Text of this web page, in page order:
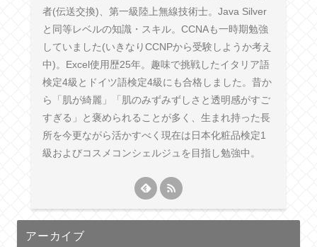
者(伝送交換)、第一級陸上無線技術士。Java Silver
と同等レベルの知識・スキル。CCNAも一時期勉強
していました(いきなりCCNPから受験しようか考え
中)。Excel使用歴25年。趣味で挑戦したイタリア語
検定4級とドイツ語検定4級にも合格しました。昔か
ら「肌が綺麗」「肌のみずみずしさと透明感がすご
すぎる」と褒められることが多く、生まれ持った長
所を今更ながら活かすべく現在は日本化粧品検定1
級およびコスメコンシェルジュを目指し勉強中。
アーカイブ